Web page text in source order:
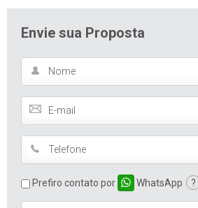
Envie sua Proposta
Prefiro contato por WhatsApp ?